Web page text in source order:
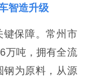
智造升级
键保障。常州市
万吨，拥有全流
钢为原料，从源